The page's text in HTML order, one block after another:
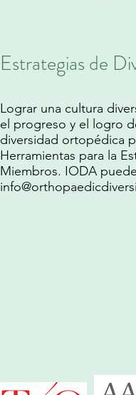
Estrategias de
Lograr una cultura
el progreso y el logro
diversidad ortopédica
Herramientas para la
Miembros. IODA